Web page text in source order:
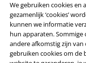
We gebruiken cookies en
gezamenlijk ‘cookies’
kunnen we informatie
hun apparaten.
andere afkomstig zijn
gebruiken cookies om de
Legal